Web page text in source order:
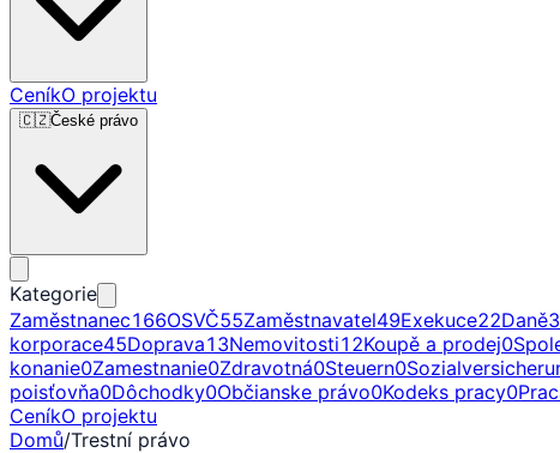
CeníkO projektu
🇨🇿České právo
Kategorie
Zaměstnanec166OSVČ55Zaměstnavatel49Exekuce22Daně
korporace45Doprava13Nemovitosti12Koupě a prodej0
konanie0Zamestnanie0Zdravotná0Steuern0
poisťovňa0Dôchodky0Občianske právo0Kodeks pracy0
CeníkO projektu
Domů/Trestní právo